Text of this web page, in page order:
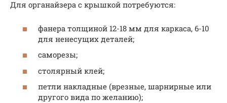
Для органайзера с крышкой потребуются:
фанера толщиной 12-18 мм для каркаса, 6-10
для ненесущих деталей;
саморезы;
столярный клей;
петли накладные (врезные, шарнирные или
другого вида по желанию);